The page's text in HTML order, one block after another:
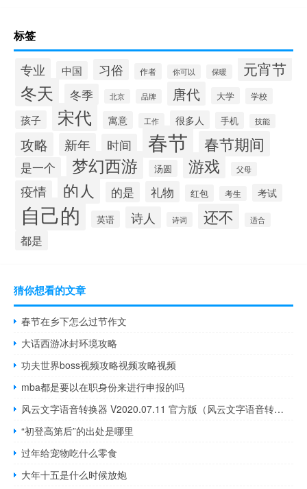
标签
专业 中国 习俗 作者 你可以 保暖 元宵节
冬天 冬季 北京 品牌 唐代 大学 学校
孩子 宋代 寓意 工作 很多人 手机 技能
攻略 新年 时间 春节 春节期间
是一个 梦幻西游 汤圆 游戏 父母
疫情 的人 的是 礼物 红包 考生 考试
自己的 英语 诗人 诗词 还不 适合
都是
猜你想看的文章
春节在乡下怎么过节作文
大话西游冰封环境攻略
功夫世界boss视频攻略视频攻略视频
mba都是要以在职身份来进行申报的吗
风云文字语音转换器 V2020.07.11 官方版（风云文字语音转换器 V2020.07.11 官方版功能简介）
“初登高第后”的出处是哪里
过年给宠物吃什么零食
大年十五是什么时候放炮